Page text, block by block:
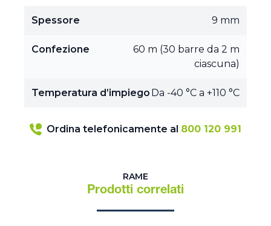
Spessore 9 mm
Confezione
60 m (30 barre da 2 m
ciascuna)
Temperatura d’impiego Da -40 °C a +110 °C
Ordina telefonicamente al 800 120 991
RAME
Prodotti correlati